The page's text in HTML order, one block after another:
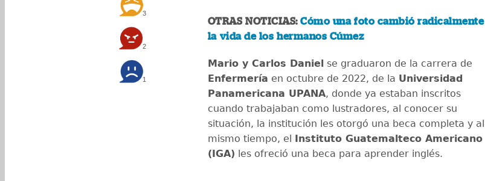
3
2
1
OTRAS NOTICIAS:Cómo una foto cambió radicalmente
la vida de los hermanos Cúmez
Mario y Carlos Daniel se graduaron de la carrera de
Enfermería en octubre de 2022, de la Universidad
Panamericana UPANA, donde ya estaban inscritos
cuando trabajaban como lustradores, al conocer su
situación, la institución les otorgó una beca completa y al
mismo tiempo, el Instituto Guatemalteco Americano
(IGA) les ofreció una beca para aprender inglés.